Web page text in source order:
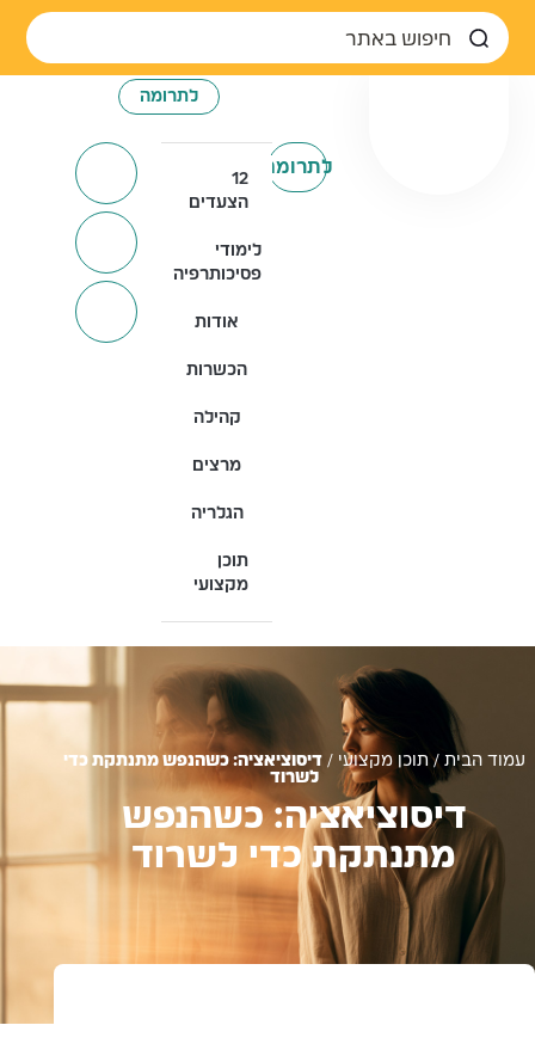
לתרומה
לתרומה
12
הצעדים
לימודי
פסיכותרפיה
אודות
הכשרות
קהילה
מרצים
הגלריה
תוכן
מקצועי
עמוד הבית /תוכן מקצועי /דיסוציאציה: כשהנפש מתנתקת כדי
לשרוד
דיסוציאציה: כשהנפש
מתנתקת כדי לשרוד